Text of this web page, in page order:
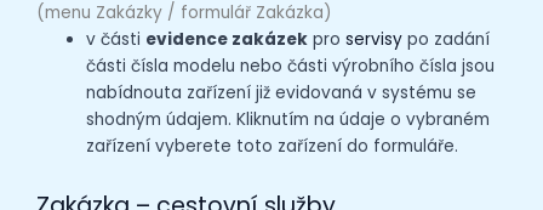
(menu Zakázky / formulář Zakázka)
v části evidence zakázek proservisypo zadání
části čísla modelu nebo části výrobního čísla jsou
nabídnouta zařízení již evidovaná v systému se
shodným údajem. Kliknutím na údaje o vybraném
zařízení vyberete toto zařízení do formuláře.